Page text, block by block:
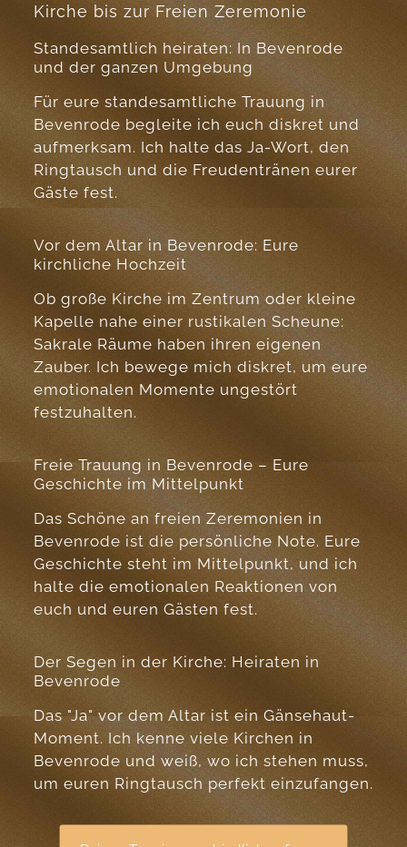
Kirche bis zur Freien Zeremonie
Standesamtlich heiraten: In Bevenrode
und der ganzen Umgebung
Für eure standesamtliche Trauung in
Bevenrode begleite ich euch diskret und
aufmerksam. Ich halte das Ja-Wort, den
Ringtausch und die Freudentränen eurer
Gäste fest.
Vor dem Altar in Bevenrode: Eure
kirchliche Hochzeit
Ob große Kirche im Zentrum oder kleine
Kapelle nahe einer rustikalen Scheune:
Sakrale Räume haben ihren eigenen
Zauber. Ich bewege mich diskret, um eure
emotionalen Momente ungestört
festzuhalten.
Freie Trauung in Bevenrode – Eure
Geschichte im Mittelpunkt
Das Schöne an freien Zeremonien in
Bevenrode ist die persönliche Note. Eure
Geschichte steht im Mittelpunkt, und ich
halte die emotionalen Reaktionen von
euch und euren Gästen fest.
Der Segen in der Kirche: Heiraten in
Bevenrode
Das "Ja" vor dem Altar ist ein Gänsehaut-
Moment. Ich kenne viele Kirchen in
Bevenrode und weiß, wo ich stehen muss,
um euren Ringtausch perfekt einzufangen.